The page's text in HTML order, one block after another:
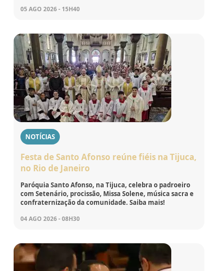
05 AGO 2026 - 15H40
NOTÍCIAS
Festa de Santo Afonso reúne fiéis na Tijuca,
no Rio de Janeiro
Paróquia Santo Afonso, na Tijuca, celebra o padroeiro
com Setenário, procissão, Missa Solene, música sacra e
confraternização da comunidade. Saiba mais!
04 AGO 2026 - 08H30